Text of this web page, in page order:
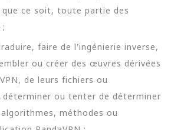
que ce soit, toute partie des
faire de l'ingénierie inverse,
ou créer des œuvres dérivées
de leurs fichiers ou
ou tenter de déterminer
méthodes ou